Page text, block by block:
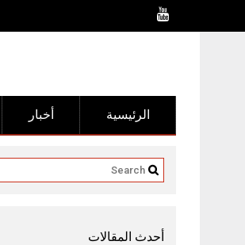
أخبار الرئيسية
أحدث المقالات